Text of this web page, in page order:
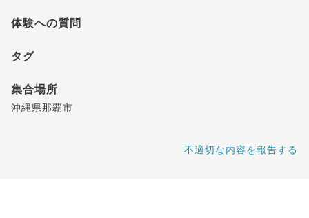
体験への質問
タグ
集合場所
沖縄県那覇市
不適切な内容を報告する